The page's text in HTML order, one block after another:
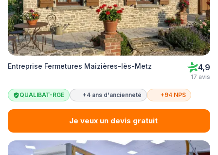
Entreprise Fermetures Maizières-lès-Metz 4,9
17 avis
QUALIBAT-RGE +4 ans d'ancienneté +94 NPS
Je veux un devis gratuit